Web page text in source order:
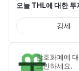
오늘 THL에 대한 투
강세
암호화폐에
그인하세요.